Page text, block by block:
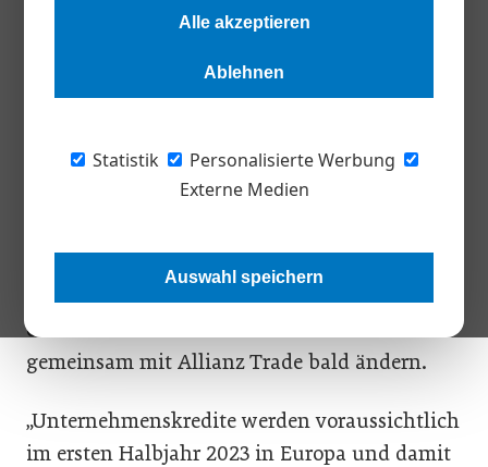
Alle akzeptieren
Ablehnen
Statistik
Personalisierte Werbung
Externe Medien
Auswahl speichern
Bankzinsen für Unternehmen könnten in Europa im ersten
Auch Kredite aufzunehmen dürfte schwieriger werden.
Europa trotz steigender Zinsen und schlechter
Wirtschaftsprognosen günstig. Im September
Unternehmenskredite bei +8,9 Prozent über
dem Vorjahresniveau. Dies dürfte sich laut
einer
gemeinsam mit Allianz Trade bald ändern.
„Unternehmenskredite werden voraussichtlich
im ersten Halbjahr 2023 in Europa und damit